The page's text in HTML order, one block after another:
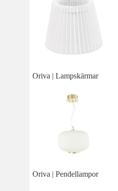
Oriva | Lampskärmar
Oriva | Pendellampor